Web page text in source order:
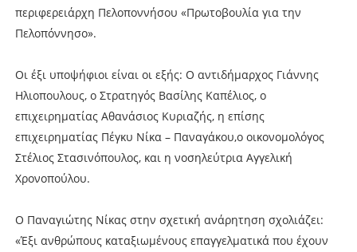
περιφερειάρχη Πελοποννήσου «Πρωτοβουλία για την
Πελοπόννησο».
Οι έξι υποψήφιοι είναι οι εξής: Ο αντιδήμαρχος Γιάννης
Ηλιοπουλους, ο Στρατηγός Βασίλης Καπέλιος, ο
επιχειρηματίας Αθανάσιος Κυριαζής, η επίσης
επιχειρηματίας Πέγκυ Νίκα – Παναγάκου,ο οικονομολόγος
Στέλιος Στασινόπουλος, και η νοσηλεύτρια Αγγελική
Χρονοπούλου.
Ο Παναγιώτης Νίκας στην σχετική ανάρητηση σχολιάζει:
«Έξι ανθρώπους καταξιωμένους επαγγελματικά που έχουν